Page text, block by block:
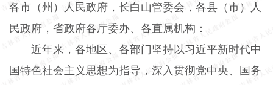
各市（州）人民政府，长白山管委会，各县（市）人
民政府，省政府各厅委办、各直属机构：
近年来，各地区、各部门坚持以习近平新时代中
国特色社会主义思想为指导，深入贯彻党中央、国务